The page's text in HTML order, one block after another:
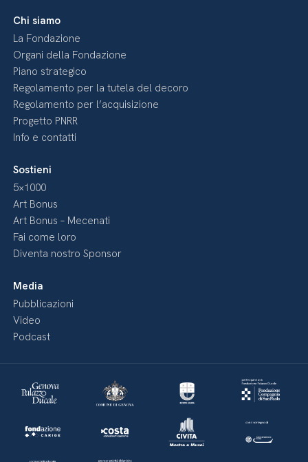
Chi siamo
La Fondazione
Organi della Fondazione
Piano strategico
Regolamento per la tutela del decoro
Regolamento per l’acquisizione
Progetto PNRR
Info e contatti
Sostieni
5×1000
Art Bonus
Art Bonus – Mecenati
Fai come loro
Diventa nostro Sponsor
Media
Pubblicazioni
Video
Podcast